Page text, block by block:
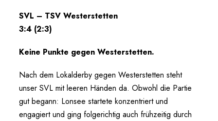
SVL – TSV Westerstetten
3:4 (2:3)
Keine Punkte gegen Westerstetten.
Nach dem Lokalderby gegen Westerstetten steht
unser SVL mit leeren Händen da. Obwohl die Partie
gut begann: Lonsee startete konzentriert und
engagiert und ging folgerichtig auch frühzeitig durch